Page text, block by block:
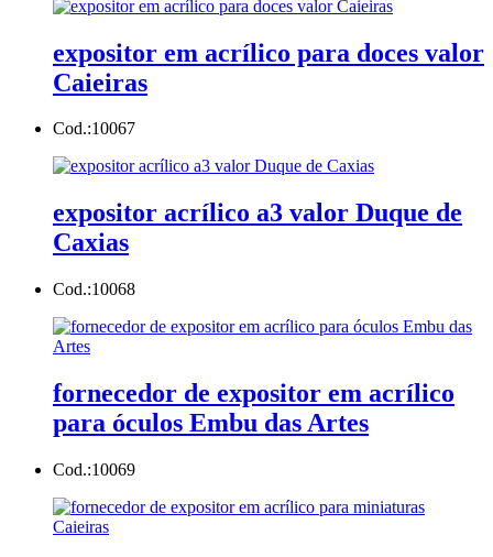
expositor em acrílico para doces valor
Caieiras
Cod.:10067
expositor acrílico a3 valor Duque de
Caxias
Cod.:10068
fornecedor de expositor em acrílico
para óculos Embu das Artes
Cod.:10069